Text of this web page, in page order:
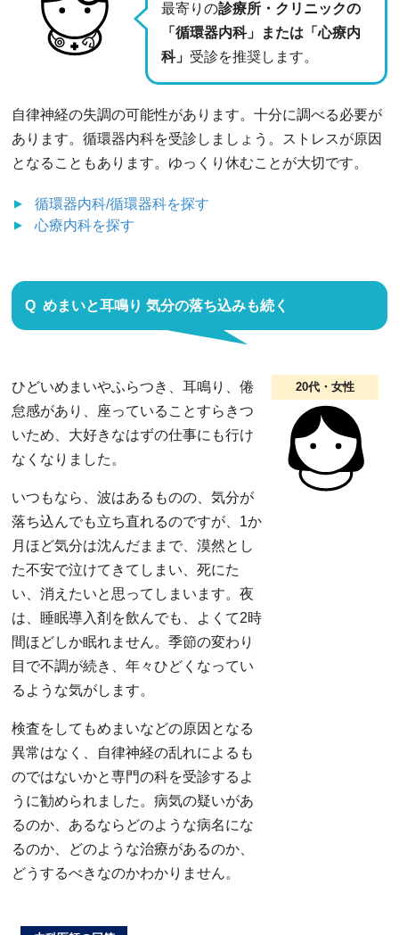
最寄りの診療所・クリニックの
「循環器内科」または「心療内
科」 受診を推奨します。
自律神経の失調の可能性があります。十分に調べる必要が
あります。循環器内科を受診しましょう。ストレスが原因
となることもあります。ゆっくり休むことが大切です。
循環器内科/循環器科を探す
心療内科を探す
めまいと耳鳴り 気分の落ち込みも続く
20代・女性
ひどいめまいやふらつき、耳鳴り、倦
怠感があり、座っていることすらきつ
いため、大好きなはずの仕事にも行け
なくなりました。
いつもなら、波はあるものの、気分が
落ち込んでも立ち直れるのですが、1か
月ほど気分は沈んだままで、漠然とし
た不安で泣けてきてしまい、死にた
い、消えたいと思ってしまいます。夜
は、睡眠導入剤を飲んでも、よくて2時
間ほどしか眠れません。季節の変わり
目で不調が続き、年々ひどくなってい
るような気がします。
検査をしてもめまいなどの原因となる
異常はなく、自律神経の乱れによるも
のではないかと専門の科を受診するよ
うに勧められました。病気の疑いがあ
るのか、あるならどのような病名にな
るのか、どのような治療があるのか、
どうするべきなのかわかりません。